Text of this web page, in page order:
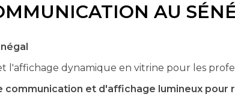
AU
l'affichage dynamique en vitrine pour les
communication et d'affichage lumineux pour